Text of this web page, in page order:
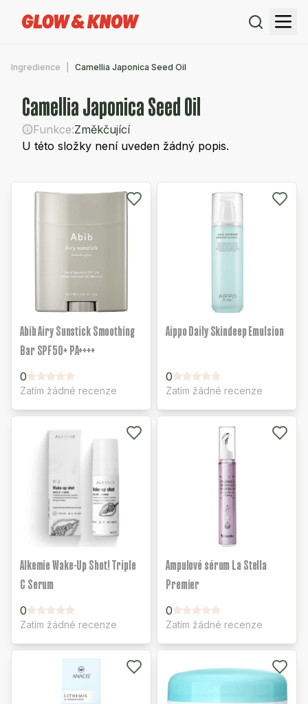
Ingredience Camellia Japonica Seed Oil
Camellia Japonica Seed Oil
Funkce:Změkčující
U této složky není uveden žádný popis.
Abib Airy Sunstick Smoothing
Bar SPF50+ PA++++
0
Zatím žádné recenze
Aippo Daily Skindeep Emulsion
0
Zatím žádné recenze
Alkemie Wake-Up Shot! Triple
C Serum
0
Zatím žádné recenze
Ampulové sérum La Stella
Premier
0
Zatím žádné recenze